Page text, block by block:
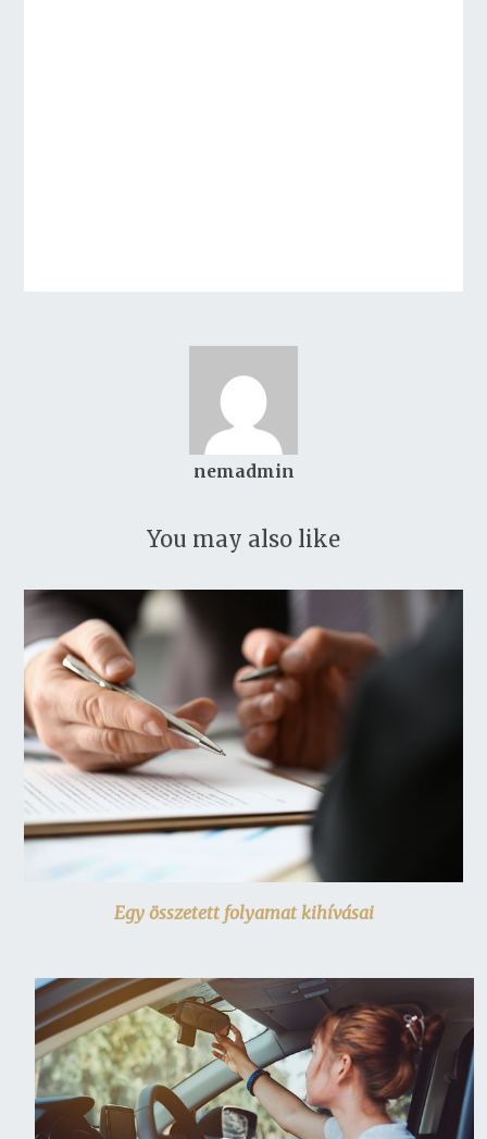
nemadmin
You may also like
Egy összetett folyamat kihívásai